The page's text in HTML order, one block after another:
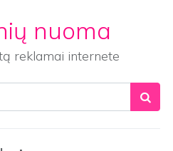
nuoma
reklamai internete